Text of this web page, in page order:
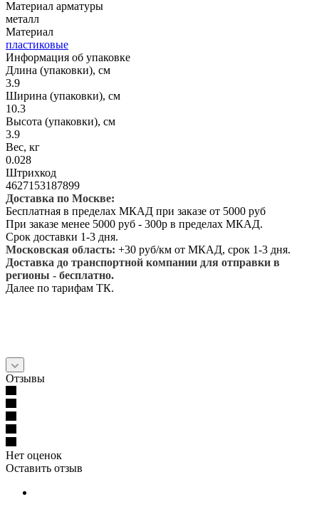
Материал арматуры
металл
Материал
пластиковые
Информация об упаковке
Длина (упаковки), см
3.9
Ширина (упаковки), см
10.3
Высота (упаковки), см
3.9
Вес, кг
0.028
Штрихкод
4627153187899
Доставка по Москве:
Бесплатная в пределах МКАД при заказе от 5000 руб
При заказе менее 5000 руб - 300р в пределах МКАД.
Срок доставки 1-3 дня.
Московская область: +30 руб/км от МКАД, срок 1-3 дня.
Доставка до транспортной компании для отправки в
регионы - бесплатно.
Далее по тарифам ТК.
Отзывы
Нет оценок
Оставить отзыв